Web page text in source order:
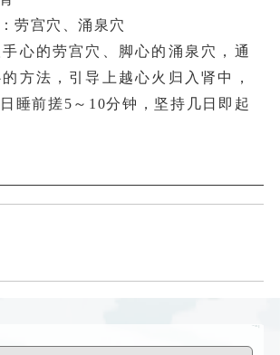
：劳宫穴、涌泉穴
手心的劳宫穴、脚心的涌泉穴，通
方法，引导上越心火归入肾中，
睡前搓5～10分钟，坚持几日即起